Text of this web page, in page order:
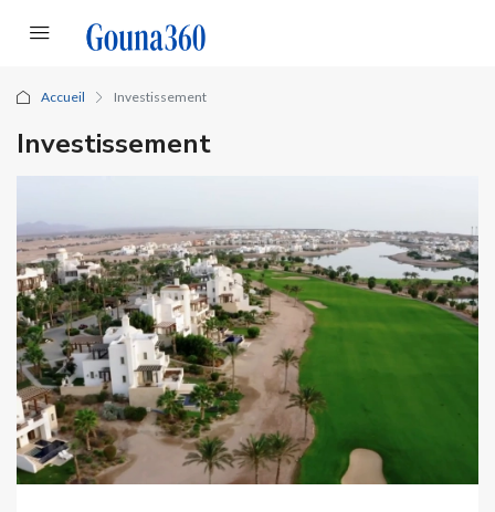
Accueil Investissement
Investissement